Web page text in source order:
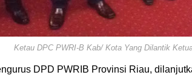
Ketau DPC PWRI-B Kab/ Kota Yang Dilantik
DPD PWRIB Provinsi Riau,